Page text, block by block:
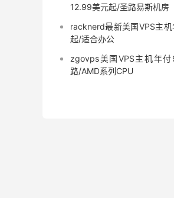
12.99美元起/圣路易斯机房
racknerd最新美国VPS主
起/适合办公
zgovps美国VPS主机年
路/AMD系列CPU